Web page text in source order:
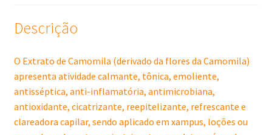
Descrição
O Extrato de Camomila (derivado da flores da Camomila)
apresenta atividade calmante, tônica, emoliente,
antisséptica, anti-inflamatória, antimicrobiana,
antioxidante, cicatrizante, reepitelizante, refrescante e
clareadora capilar, sendo aplicado em xampus, loções ou